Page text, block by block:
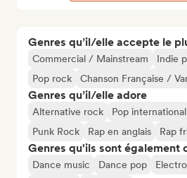
Genres qu’il/elle accepte le
Commercial / Mainstream Indie
Pop rock
Chanson Française /
Genres qu’il/elle adore
Alternative rock Pop international
Punk Rock
Rap en anglais Rap
Genres qu'ils sont également
Dance music Dance pop